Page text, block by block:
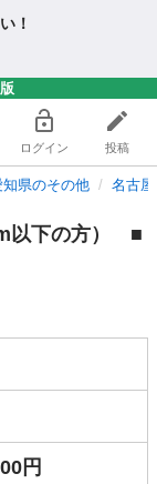
！
ログイン 投稿
知県のその他 名古
以下の方） ■
円